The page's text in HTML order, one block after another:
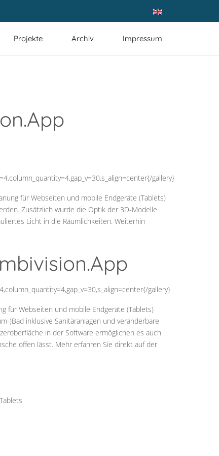
Sprache auswählen
Projekte Archiv Impressum
gallery}
für Webseiten und mobile Endgeräte (Tablets)
Zusätzlich wurde die Optik der 3D-Modelle
Licht in die Räumlichkeiten. Weiterhin
gallery}
für Webseiten und mobile Endgeräte (Tablets)
)Bad inklusive Sanitäranlagen und veränderbare
in der Software ermöglichen es auch
offen lässt. Mehr erfahren Sie direkt auf der